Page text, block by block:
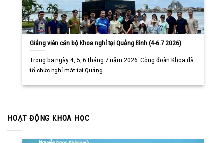
Giảng viên cán bộ Khoa nghỉ tại Quảng Bình (4-6.7.2026)
Trong ba ngày 4, 5, 6 tháng 7 năm 2026, Công đoàn Khoa đã
tổ chức nghỉ mát tại Quảng ... ...
HOẠT ĐỘNG KHOA HỌC